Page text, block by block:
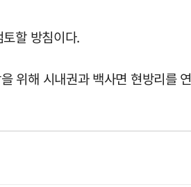
할 방침이다.
위해 시내권과 백사면 현방리를